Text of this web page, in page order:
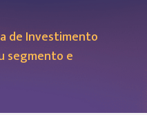
de Investimento
segmento e